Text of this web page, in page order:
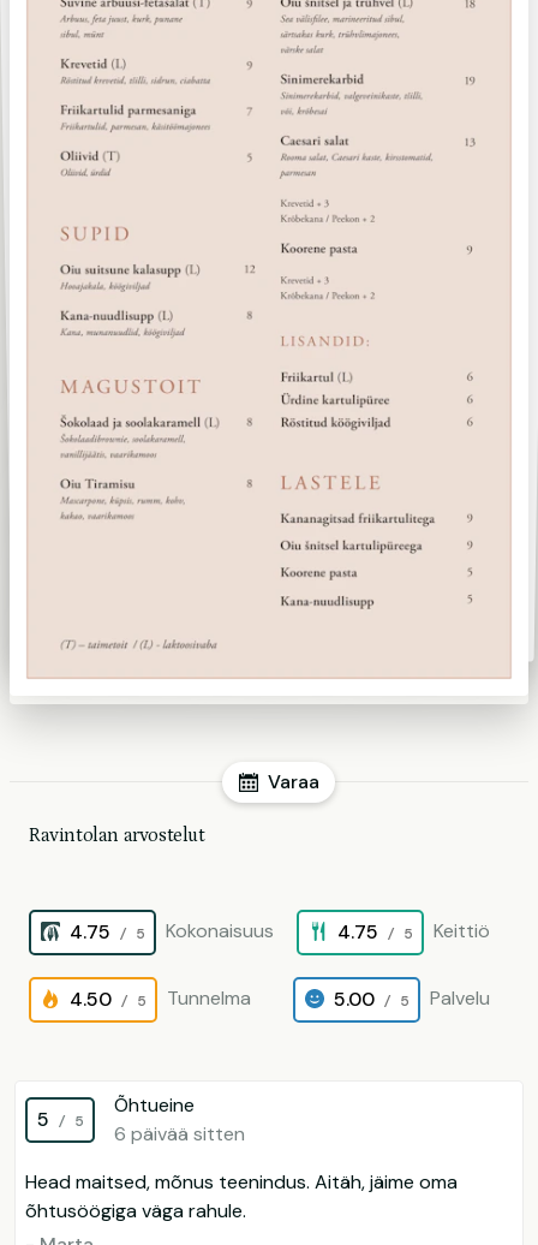
Varaa
Ravintolan arvostelut
4.75 / 5 Kokonaisuus 4.75 / 5 Keittiö
4.50 / 5 Tunnelma 5.00 / 5 Palvelu
5 / 5
Õhtueine
6 päivää sitten
Head maitsed, mõnus teenindus. Aitäh, jäime oma
õhtusöögiga väga rahule.